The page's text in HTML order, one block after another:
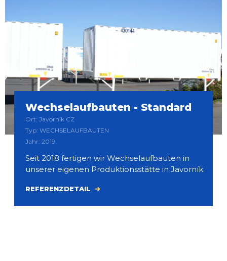
Wechselaufbauten - Standard
Ort: Javornik CZ
Typ: WECHSELAUFBAUTEN
Jahr: 2019
Seit 2018 fertigen wir Wechselaufbauten in
unserer eigenen Produktionsstätte in Javorník.
REFERENZDETAIL